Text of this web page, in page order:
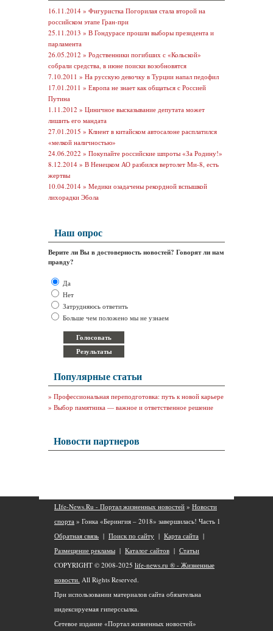
16.11.2014 » Фигуристка Погорилая стала второй на
российском этапе Гран-при
25.11.2013 » В Гондурасе прошли выборы президента и
парламента
26.05.2012 » Родственники погибших с «Кольской»
собрали средства, в июне поиски возобновятся
7.10.2011 » На русскую девочку в Турции напал педофил
17.01.2011 » Европа не знает как общаться с Россией
Путина
1.11.2012 » Циничное высказывание депутата может
лишить его мандата
27.01.2015 » Клиент в китайском автосалоне расплатился
«мелкой наличностью»
24.06.2022 » Покупайте российские шпроты «За Родину!»
8.12.2014 » В Ненецком АО разбился вертолет Ми-8, есть
жертвы
10.04.2014 » Медики озадачены рекордной вспышкой
лихорадки Эбола
Наш опрос
Верите ли Вы в достоверность новостей? Говорят ли нам
правду?
Да
Нет
Затрудняюсь ответить
Больше чем положено мы не узнаем
Популярные статьи
» Профессиональная переподготовка: путь к новой карьере
» Выбор памятника — важное и ответственное решение
Новости партнеров
LIfe-News.Ru - Портал жизненных новостей » Новости
спорта » Гонка «Берингия – 2018» завершилась! Часть 1
Обратная связь | Поиск по сайту | Карта сайта |
Размещение рекламы | Каталог сайтов | Статьи
COPYRIGHT © 2008-2025 life-news.ru ® - Жизненные
новости. All Rights Reserved.
При использовании материалов сайта обязательна
индексируемая гиперссылка.
Сетевое издание «Портал жизненных новостей»